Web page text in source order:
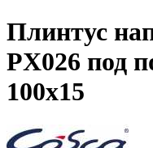
Плинтус
PX026 под
100х15